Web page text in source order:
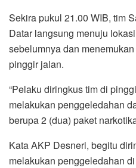
Sekira pukul 21.00 WIB, tim
Datar langsung menuju
sebelumnya dan
pinggir jalan.
“Pelaku diringkus tim di
melakukan penggeledahan
berupa 2 (dua) paket
Kata AKP Desneri, begitu
melakukan penggeledahan